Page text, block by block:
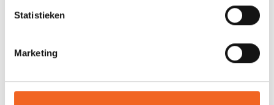
Statistieken
Marketing